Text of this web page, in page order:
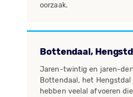
oorzaak.
Bottendaal,
Jaren-twintig en jaren-
Bottendaal, het Hengstdal
hebben veelal afvoeren